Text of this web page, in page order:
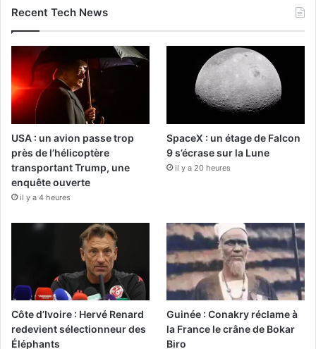
Recent Tech News
USA : un avion passe trop
près de l’hélicoptère
transportant Trump, une
enquête ouverte
il y a 4 heures
SpaceX : un étage de Falcon
9 s’écrase sur la Lune
il y a 20 heures
Côte d’Ivoire : Hervé Renard
redevient sélectionneur des
Éléphants
Guinée : Conakry réclame à
la France le crâne de Bokar
Biro